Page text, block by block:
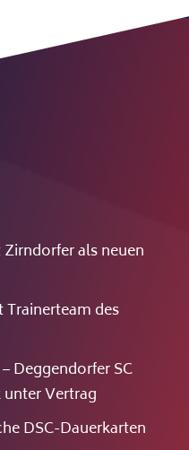
als neuen
Trainerteam des
Deggendorfer SC
Vertrag
DSC-Dauerkarten